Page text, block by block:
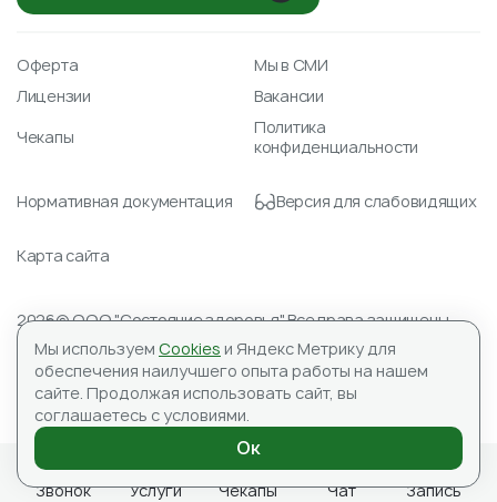
2026© ООО "Состояние здоровья" Все права защищены.
Лицензия № Л041-01148-78/00351488 от 23.04.2021
ИНН 7804590151, ОГРН 1177847059345
Адрес для корреспонденции: 197183, ООО «Состояние
здоровья», а/я №10
Оферта
Мы в СМИ
Лицензии
Вакансии
Чекапы
Политика
конфиденциальности
Нормативная документация Версия для слабовидящих
Карта сайта
ИМЕЮТСЯ ПРОТИВОПОКАЗАНИЯ, НЕОБХОДИМА
КОНСУЛЬТАЦИЯ СПЕЦИАЛИСТА
Звонок Услуги Чекапы Чат Запись
Мы используем Cookies и Яндекс Метрику для
обеспечения наилучшего опыта работы на нашем
сайте. Продолжая использовать сайт, вы
соглашаетесь с условиями.
Ок